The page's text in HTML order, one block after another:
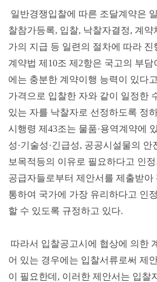
일반경쟁입찰에 따른 조달계약은
찰참가등록, 입찰, 낙찰자결정, 계약
가의 지급 등 일련의 절차에 따라
계약법 제10조 제2항은 국고의 부
에는 충분한 계약이행 능력이 있다
가격으로 입찰한 자와 같이 일정한
있는 자를 낙찰자로 선정하도록 정
시행령 제43조는 물품·용역계약에
성·기술성·긴급성, 공공시설물의
보목적등의 이유로 필요하다고 인
공급자들로부터 제안서를 제출받아
통하여 국가에 가장 유리하다고 인
할 수 있도록 규정하고 있다.
따라서 입찰공고시에 협상에 의한
어 있는 경우에는 입찰서류로써 제
이 필요한데, 이러한 제안서는 입찰